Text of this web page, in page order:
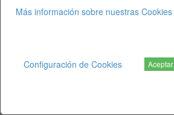
Telematel S.L.
Más información sobre nuestras Cookies
Configuración de Cookies Aceptar